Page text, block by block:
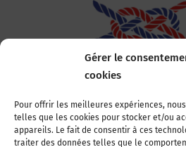
Gérer le
cookies
Pour offrir les meilleures expériences,
telles que les cookies pour stocker et/ou
appareils. Le fait de consentir à ces
traiter des données telles que le
Association Nationale des
22, boulevard de la Tour-
75007 Paris